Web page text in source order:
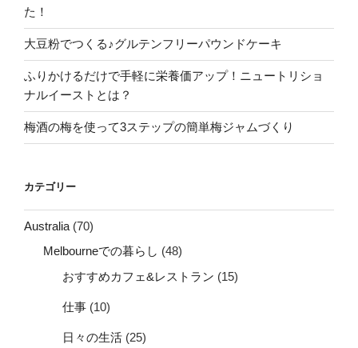
た！
大豆粉でつくる♪グルテンフリーパウンドケーキ
ふりかけるだけで手軽に栄養価アップ！ニュートリショ
ナルイーストとは？
梅酒の梅を使って3ステップの簡単梅ジャムづくり
カテゴリー
Australia (70)
Melbourneでの暮らし (48)
おすすめカフェ&レストラン (15)
仕事 (10)
日々の生活 (25)